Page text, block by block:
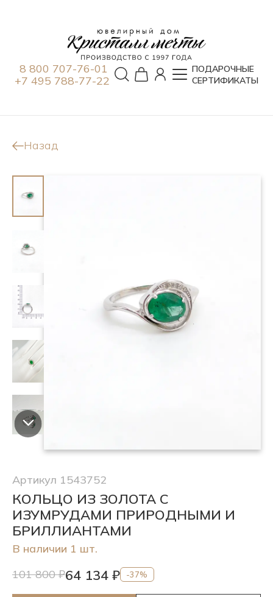
8 800 707-76-01
+7 495 788-77-22
ПОДАРОЧНЫЕ
СЕРТИФИКАТЫ
Назад
Артикул 1543752
КОЛЬЦО ИЗ ЗОЛОТА С
ИЗУМРУДАМИ ПРИРОДНЫМИ И
БРИЛЛИАНТАМИ
В наличии 1 шт.
101 800 ₽64 134 ₽ -37%